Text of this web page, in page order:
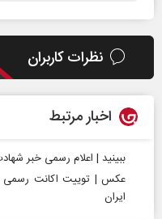
نظرات کاربران
اخبار مرتبط
ببینید | اعلام رسمی خبر
عکس | توییت اکانت رسمی
ایران